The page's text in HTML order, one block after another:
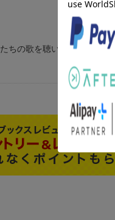
ちの歌を聴いて欲しいです。